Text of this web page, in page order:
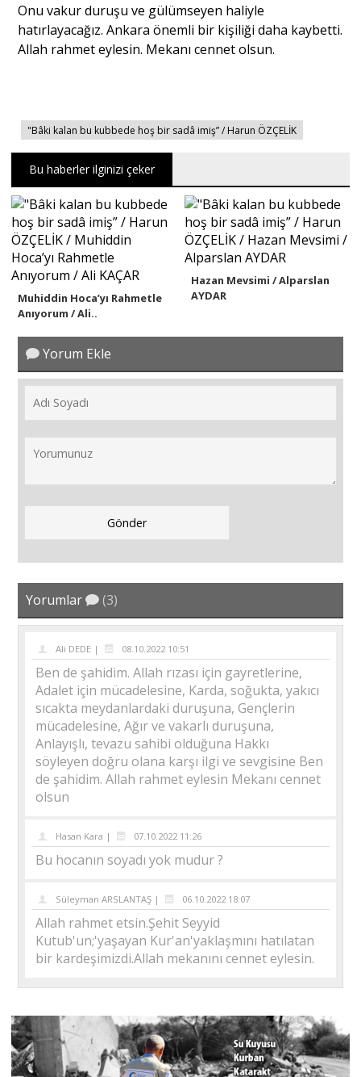
Onu vakur duruşu ve gülümseyen haliyle
hatırlayacağız. Ankara önemli bir kişiliği daha kaybetti.
Allah rahmet eylesin. Mekanı cennet olsun.
"Bâki kalan bu kubbede hoş bir sadâ imiş” / Harun ÖZÇELİK
Bu haberler ilginizi çeker
Muhiddin Hoca’yı Rahmetle
Anıyorum / Ali..
Hazan Mevsimi / Alparslan
AYDAR
Yorum Ekle
Yorumlar (3)
Ali DEDE | 08.10.2022 10:51
Ben de şahidim. Allah rızası için gayretlerine,
Adalet için mücadelesine, Karda, soğukta, yakıcı
sıcakta meydanlardaki duruşuna, Gençlerin
mücadelesine, Ağır ve vakarlı duruşuna,
Anlayışlı, tevazu sahibi olduğuna Hakkı
söyleyen doğru olana karşı ilgi ve sevgisine Ben
de şahidim. Allah rahmet eylesin Mekanı cennet
olsun
Hasan Kara | 07.10.2022 11:26
Bu hocanın soyadı yok mudur ?
Süleyman ARSLANTAŞ | 06.10.2022 18:07
Allah rahmet etsin.Şehit Seyyid
Kutub'un;'yaşayan Kur'an'yaklaşmını hatılatan
bir kardeşimizdi.Allah mekanını cennet eylesin.